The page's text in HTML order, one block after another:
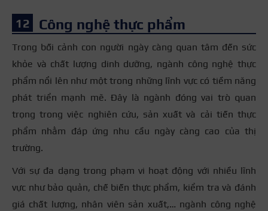
Công nghệ thực phẩm
Trong bối cảnh con người ngày càng quan tâm đến sức
khỏe và chất lượng dinh dưỡng, ngành công nghệ thực
phẩm nổi lên như một trong những lĩnh vực có tiềm năng
phát triển mạnh mẽ. Đây là ngành đóng vai trò quan
trọng trong việc nghiên cứu, sản xuất và cải tiến thực
phẩm nhằm đáp ứng nhu cầu ngày càng cao của thị
trường.
Với sự đa dạng trong phạm vi hoạt động với nhiều lĩnh
vực như bảo quản, chế biến thực phẩm, kiểm tra và đánh
giá chất lượng, nhân viên sản xuất,… ngành công nghệ